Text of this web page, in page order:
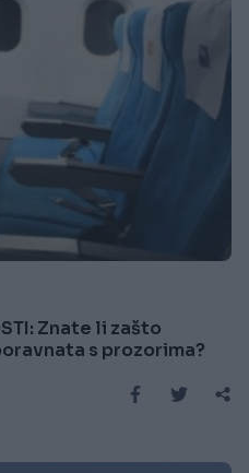
Znate li zašto
s prozorima?